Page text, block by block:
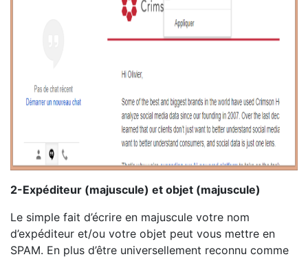
2-Expéditeur (majuscule) et objet (majuscule)
Le simple fait d’écrire en majuscule votre nom
d’expéditeur et/ou votre objet peut vous mettre en
SPAM. En plus d’être universellement reconnu comme